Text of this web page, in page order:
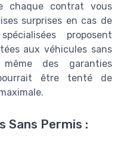
chaque contrat vous
surprises en cas de
proposent
aux véhicules sans
des garanties
être tenté de
Sans Permis :